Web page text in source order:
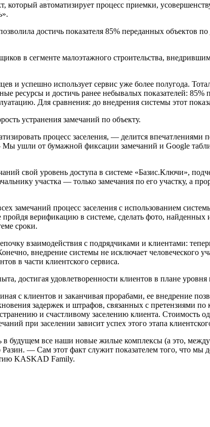
автоматизирует процесс приемки,
достичь показателя 85% переданных объектов
в сегменте малоэтажного строительства,
и успешно использует сервис уже более полугода.
ресурсы и достичь ранее небывалых показателей:
Для сравнения: до внедрения системы этот
устранения замечаний по объекту.
процесс заселения, — делится впечатлениями
ушли от бумажной фиксации замечаний и Google
свой уровень доступа в системе «Базис.Ключи»,
участка — только замечания по его участку, а
замечаний процесс заселения с использованием
пройдя верификацию в системе, сделать фото,
сроки.
взаимодействия с подрядчиками и клиентами:
внедрение системы не исключает человеческого
в части клиентского сервиса.
достигая удовлетворенности клиентов в плане
с клиентов и заканчивая прорабами, ее внедрение
задержек и штрафов, связанных с претензиями по
и счастливому заселению клиента. Стоимость
при заселении зависит успех этого этапа
будущем все наши новые жилые комплексы (а это,
— Сам этот факт служит показателем того, что мы
KASKAD Family.